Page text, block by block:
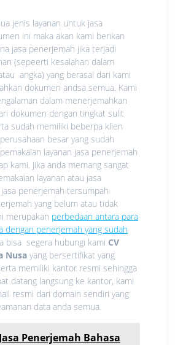
jenis layanan untuk jasa
ini maka akan kami berikan
jasa penerjemah jika terjadi
(sepeerti kesalahan dalam
angka) yang berasal dari kami
dokumen andsa semua. Kami
dalam menerjemahkan
dokumen dengan tingkat sulit
sudah memiliki beberpa klien
besar yang sudah
layanan jasa penerjemah
kami. Jika anda memang sangat
layanan atau jasa
penerjemah tersumpah
yang belum atau tidak
merupakan perbedaan antara para
dengan penerjemah yang sudah
bisa segera hubungi kami CV
Nusa yang bersertifikat yang
memiliki kantor resmi sehingga
datang langsung ke kantor, kami
resmi dari domain sendiri yang
data anda semua.
Jasa Penerjemah Bahasa